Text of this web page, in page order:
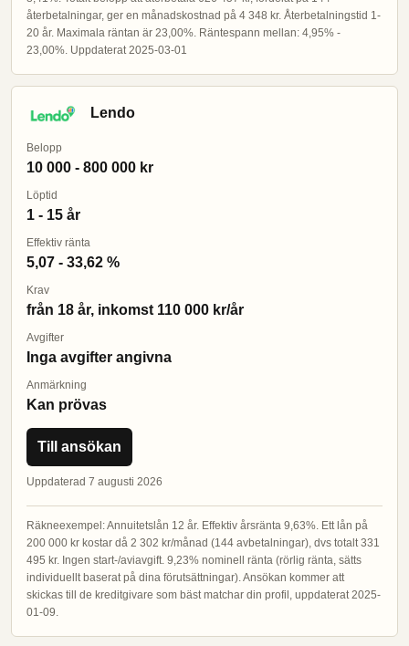
återbetalningar, ger en månadskostnad på 4 348 kr. Återbetalningstid 1-
20 år. Maximala räntan är 23,00%. Räntespann mellan: 4,95% -
23,00%. Uppdaterat 2025-03-01
Lendo
Belopp
10 000 - 800 000 kr
Löptid
1 - 15 år
Effektiv ränta
5,07 - 33,62 %
Krav
från 18 år, inkomst 110 000 kr/år
Avgifter
Inga avgifter angivna
Anmärkning
Kan prövas
Till ansökan
Uppdaterad 7 augusti 2026
Räkneexempel: Annuitetslån 12 år. Effektiv årsränta 9,63%. Ett lån på
200 000 kr kostar då 2 302 kr/månad (144 avbetalningar), dvs totalt 331
495 kr. Ingen start-/aviavgift. 9,23% nominell ränta (rörlig ränta, sätts
individuellt baserat på dina förutsättningar). Ansökan kommer att
skickas till de kreditgivare som bäst matchar din profil, uppdaterat 2025-
01-09.